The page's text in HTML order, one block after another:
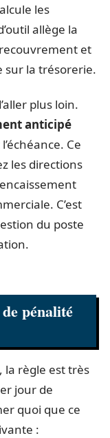
les
allège la
et
la trésorerie.
plus loin.
anticipé
Ce
les directions
C’est
du poste
pénalité
, la règle est très
jour de
quoi que ce
: